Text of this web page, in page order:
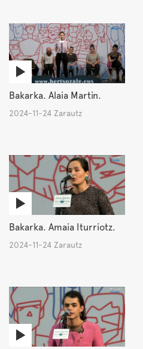
Bakarka. Alaia Martin.
2024-11-24 Zarautz
Bakarka. Amaia Iturriotz.
2024-11-24 Zarautz